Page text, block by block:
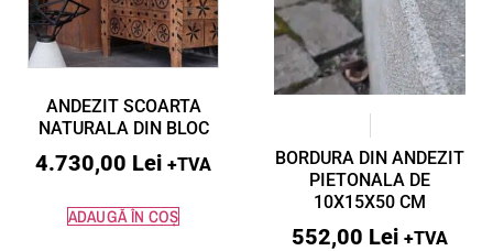
ANDEZIT SCOARTA
NATURALA DIN BLOC
4.730,00 Lei +TVA
ADAUGĂ ÎN COȘ
BORDURA DIN ANDEZIT
PIETONALA DE
10X15X50 CM
552,00 Lei +TVA